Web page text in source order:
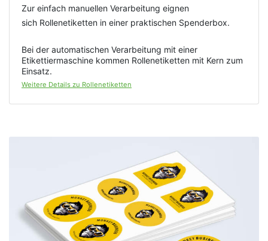
Zur einfach manuellen Verarbeitung eignen
sich Rollenetiketten in einer praktischen Spenderbox.
Bei der automatischen Verarbeitung mit einer
Etikettiermaschine kommen Rollenetiketten mit Kern zum
Einsatz.
Weitere Details zu Rollenetiketten